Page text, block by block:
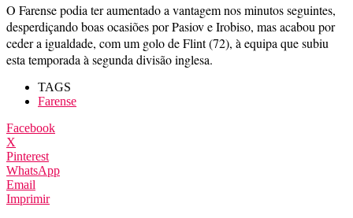
O Farense podia ter aumentado a vantagem nos minutos seguintes,
desperdiçando boas ocasiões por Pasiov e Irobiso, mas acabou por
ceder a igualdade, com um golo de Flint (72), à equipa que subiu
esta temporada à segunda divisão inglesa.
TAGS
Farense
Facebook
X
Pinterest
WhatsApp
Email
Imprimir